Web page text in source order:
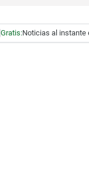
Gratis:Noticias al instante